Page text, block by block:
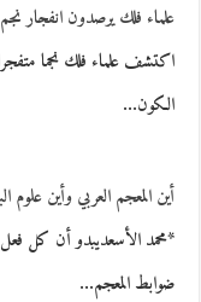
علماء فلك يرصدون انفجار
اكتشف علماء فلك نجما
الكون…
أين المعجم العربي وأين علوم
*محمد الأسعديبدو أن كل
ضوابط المعجم…